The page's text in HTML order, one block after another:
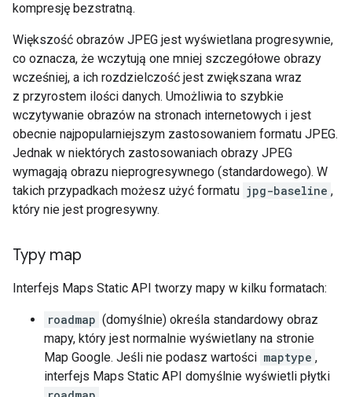
kompresję bezstratną.
Większość obrazów JPEG jest wyświetlana progresywnie,
co oznacza, że wczytują one mniej szczegółowe obrazy
wcześniej, a ich rozdzielczość jest zwiększana wraz
z przyrostem ilości danych. Umożliwia to szybkie
wczytywanie obrazów na stronach internetowych i jest
obecnie najpopularniejszym zastosowaniem formatu JPEG.
Jednak w niektórych zastosowaniach obrazy JPEG
wymagają obrazu nieprogresywnego (standardowego). W
takich przypadkach możesz użyć formatu jpg-baseline ,
który nie jest progresywny.
Typy map
Interfejs Maps Static API tworzy mapy w kilku formatach:
roadmap (domyślnie) określa standardowy obraz
mapy, który jest normalnie wyświetlany na stronie
Map Google. Jeśli nie podasz wartości maptype ,
interfejs Maps Static API domyślnie wyświetli płytki